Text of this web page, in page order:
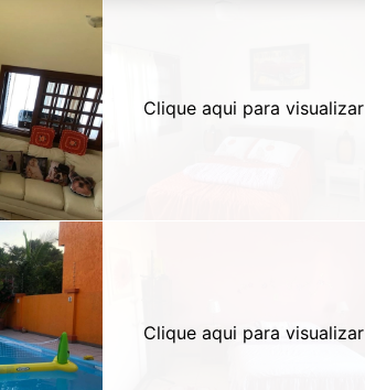
Clique aqui para visualizar
Clique aqui para visualizar